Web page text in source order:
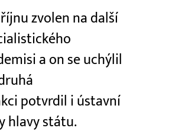
zvolen na další
a on se uchýlil
potvrdil i ústavní
hlavy státu.